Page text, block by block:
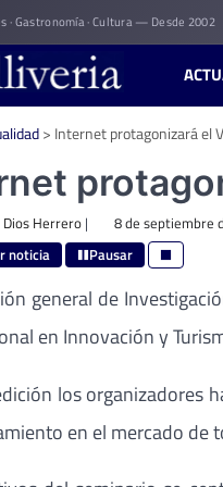
· Gastronomía · Cultura — Desde 2002
> Internet protagonizará el
Dios Herrero| 8 de septiembre
noticia Pausar
general de
en Innovación y
los organizadores
en el mercado de